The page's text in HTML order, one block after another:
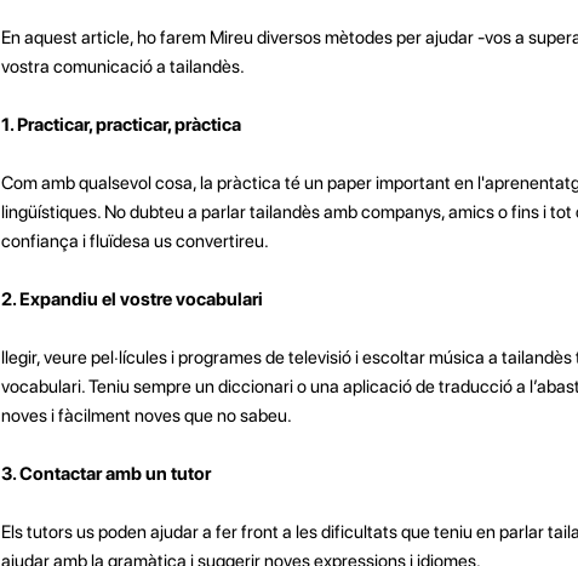
En aquest article, ho farem Mireu diversos mètodes per ajudar -vos a
vostra comunicació a tailandès.
1. Practicar, practicar, pràctica
Com amb qualsevol cosa, la pràctica té un paper important en
lingüístiques. No dubteu a parlar tailandès amb companys, amics o fins i
confiança i fluïdesa us convertireu.
2. Expandiu el vostre vocabulari
llegir, veure pel·lícules i programes de televisió i escoltar música a
vocabulari. Teniu sempre un diccionari o una aplicació de traducció a
noves i fàcilment noves que no sabeu.
3. Contactar amb un tutor
Els tutors us poden ajudar a fer front a les dificultats que teniu en parlar
ajudar amb la gramàtica i suggerir noves expressions i idiomes.